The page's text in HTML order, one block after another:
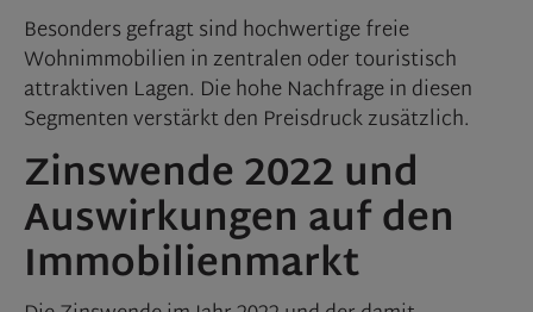
Besonders gefragt sind hochwertige freie
Wohnimmobilien in zentralen oder touristisch
attraktiven Lagen. Die hohe Nachfrage in diesen
Segmenten verstärkt den Preisdruck zusätzlich.
Zinswende 2022 und
Auswirkungen auf den
Immobilienmarkt